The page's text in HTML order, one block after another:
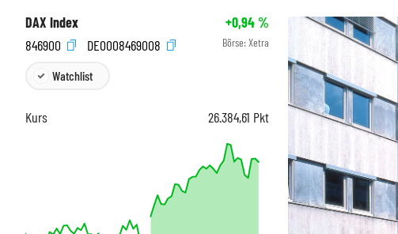
DAX Index
+0,94%
846900
DE0008469008 Börse: Xetra
Watchlist
Kurs 26.384,61 Pkt